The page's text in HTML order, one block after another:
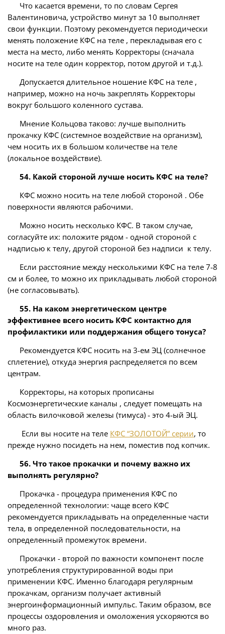
Что касается времени, то по словам Сергея
Валентиновича, устройство минут за 10 выполняет
свои функции. Поэтому рекомендуется периодически
менять положение КФС на теле , перекладывая его с
места на место, либо менять Корректоры (сначала
носите на теле один корректор, потом другой и т.д.).
Допускается длительное ношение КФС на теле ,
например, можно на ночь закреплять Корректоры
вокруг большого коленного сустава.
Мнение Кольцова таково: лучше выполнить
прокачку КФС (системное воздействие на организм),
чем носить их в большом количестве на теле
(локальное воздействие).
54. Какой стороной лучше носить КФС на теле?
КФС можно носить на теле любой стороной . Обе
поверхности являются рабочими.
Можно носить несколько КФС. В таком случае,
согласуйте их: положите рядом - одной стороной с
надписью к телу, другой стороной без надписи к телу.
Если расстояние между несколькими КФС на теле 7-8
см и более, то можно их прикладывать любой стороной
(не согласовывать).
55. На каком энергетическом центре
эффективнее всего носить КФС контактно для
профилактики или поддержания общего тонуса?
Рекомендуется КФС носить на 3-ем ЭЦ (солнечное
сплетение), откуда энергия распределяется по всем
центрам.
Корректоры, на которых прописаны
Космоэнергетические каналы , следует помещать на
область вилочковой железы (тимуса) - это 4-ый ЭЦ.
Если вы носите на теле КФС “ЗОЛОТОЙ” серии, то
прежде нужно посидеть на нем, поместив под копчик.
56. Что такое прокачки и почему важно их
выполнять регулярно?
Прокачка - процедура применения КФС по
определенной технологии: чаще всего КФС
рекомендуется прикладывать на определенные части
тела, в определенной последовательности, на
определенный промежуток времени.
Прокачки - второй по важности компонент после
употребления структурированной воды при
применении КФС. Именно благодаря регулярным
прокачкам, организм получает активный
энергоинформационный импульс. Таким образом, все
процессы оздоровления и омоложения ускоряются во
много раз.